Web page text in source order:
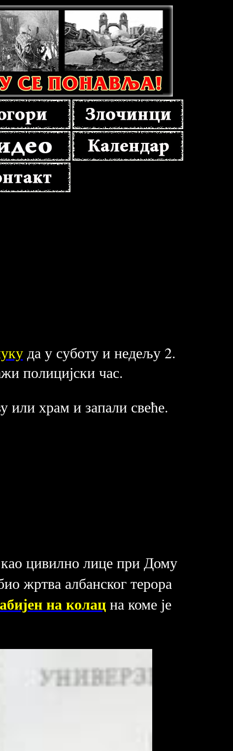
да у суботу и недељу 2.
полицијски час.
или храм и запали свеће.
цивилно лице при Дому
жртва албанског терора
на колацна коме је